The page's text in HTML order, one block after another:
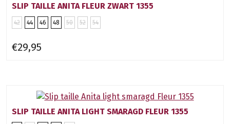
SLIP TAILLE ANITA FLEUR ZWART 1355
42 44 46 48 50 52 54
€29,95
SLIP TAILLE ANITA LIGHT SMARAGD FLEUR 1355